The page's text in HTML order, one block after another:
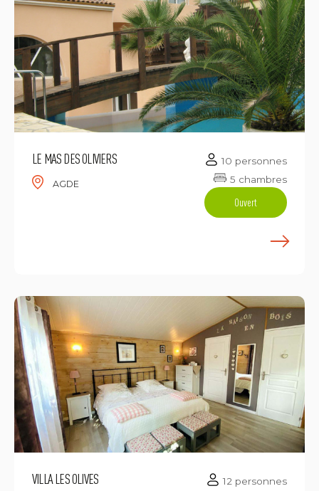
LE MAS DES OLIVIERS
AGDE
10 personnes
5 chambres
Ouvert
VILLA LES OLIVES
12 personnes